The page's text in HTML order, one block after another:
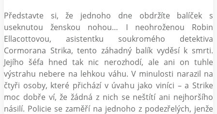
Představte si, že jednoho dne obdržíte balíček s
useknutou ženskou nohou… I neohroženou Robin
Ellacottovou, asistentku soukromého detektiva
Cormorana Strika, tento záhadný balík vyděsí k smrti.
Jejího šéfa hned tak nic nerozhodí, ale ani on tuhle
výstrahu nebere na lehkou váhu. V minulosti narazil na
čtyři osoby, které přichází v úvahu jako viníci – a Strike
moc dobře ví, že žádná z nich se neštítí ani nejhoršího
násilí. Policie se zaměří na jednoho z podezřelých, jenže